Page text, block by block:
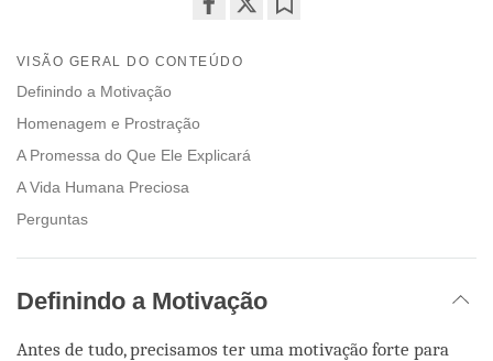
on
VISÃO GERAL DO CONTEÚDO
Definindo a Motivação
Homenagem e Prostração
A Promessa do Que Ele Explicará
A Vida Humana Preciosa
Perguntas
Definindo a Motivação
Antes de tudo, precisamos ter uma motivação forte para